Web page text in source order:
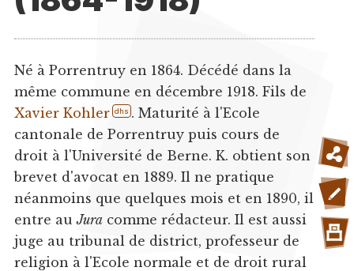
Né à Porrentruy en 1864. Décédé dans la
même commune en décembre 1918. Fils de
Xavier Kohler
dhs . Maturité à l'Ecole
cantonale de Porrentruy puis cours de
droit à l'Université de Berne. K. obtient son
brevet d'avocat en 1889. Il ne pratique
néanmoins que quelques mois et en 1890, il
entre auJuracomme rédacteur. Il est aussi
juge au tribunal de district, professeur de
religion à l'Ecole normale et de droit rural